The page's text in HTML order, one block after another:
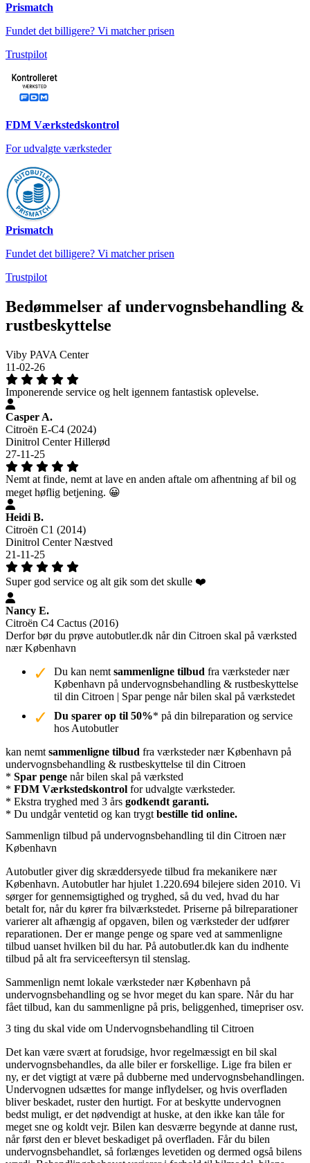
Prismatch
Fundet det billigere? Vi matcher prisen
Trustpilot
FDM Værkstedskontrol
For udvalgte værksteder
Prismatch
Fundet det billigere? Vi matcher prisen
Trustpilot
Bedømmelser af undervognsbehandling &
rustbeskyttelse
Viby PAVA Center
11-02-26
Imponerende service og helt igennem fantastisk oplevelse.
Casper A.
Citroën E-C4 (2024)
Dinitrol Center Hillerød
27-11-25
Nemt at finde, nemt at lave en anden aftale om afhentning af bil og
meget høflig betjening. 😀
Heidi B.
Citroën C1 (2014)
Dinitrol Center Næstved
21-11-25
Super god service og alt gik som det skulle ❤️
Nancy E.
Citroën C4 Cactus (2016)
Derfor bør du prøve autobutler.dk når din Citroen skal på værksted
nær København
Du kan nemt sammenligne tilbud fra værksteder nær
København på undervognsbehandling & rustbeskyttelse
til din Citroen | Spar penge når bilen skal på værkstedet
Du sparer op til 50%* på din bilreparation og service
hos Autobutler
kan nemt sammenligne tilbud fra værksteder nær København på
undervognsbehandling & rustbeskyttelse til din Citroen
* Spar penge når bilen skal på værksted
* FDM Værkstedskontrol for udvalgte værksteder.
* Ekstra tryghed med 3 års godkendt garanti.
* Du undgår ventetid og kan trygt bestille tid online.
Sammenlign tilbud på undervognsbehandling til din Citroen nær
København
Autobutler giver dig skræddersyede tilbud fra mekanikere nær
København. Autobutler har hjulet 1.220.694 bilejere siden 2010. Vi
sørger for gennemsigtighed og tryghed, så du ved, hvad du har
betalt for, når du kører fra bilværkstedet. Priserne på bilreparationer
varierer alt afhængig af opgaven, bilen og værksteder der udfører
reparationen. Der er mange penge og spare ved at sammenligne
tilbud uanset hvilken bil du har. På autobutler.dk kan du indhente
tilbud på alt fra serviceeftersyn til stenslag.
Sammenlign nemt lokale værksteder nær København på
undervognsbehandling og se hvor meget du kan spare. Når du har
fået tilbud, kan du sammenligne på pris, beliggenhed, timepriser osv.
3 ting du skal vide om Undervognsbehandling til Citroen
Det kan være svært at forudsige, hvor regelmæssigt en bil skal
undervognsbehandles, da alle biler er forskellige. Lige fra bilen er
ny, er det vigtigt at være på dubberne med undervognsbehandlingen.
Undervognen udsættes for mange inflydelser, og hvis overfladen
bliver beskadet, ruster den hurtigt. For at beskytte undervognen
bedst muligt, er det nødvendigt at huske, at den ikke kan tåle for
meget sne og koldt vejr. Bilen kan desværre begynde at danne rust,
når først den er blevet beskadiget på overfladen. Får du bilen
undervognsbehandlet, så forlænges levetiden og dermed også bilens